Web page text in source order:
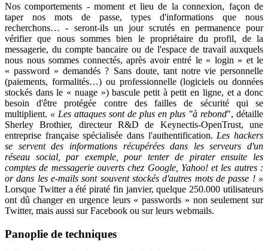
Nos comportements - moment et lieu de la connexion, façon de
taper nos mots de passe, types d'informations que nous
recherchons… - seront-ils un jour scrutés en permanence pour
vérifier que nous sommes bien le propriétaire du profil, de la
messagerie, du compte bancaire ou de l'espace de travail auxquels
nous nous sommes connectés, après avoir entré le « login » et le
« password » demandés ? Sans doute, tant notre vie personnelle
(paiements, formalités…) ou professionnelle (logiciels ou données
stockés dans le « nuage ») bascule petit à petit en ligne, et a donc
besoin d'être protégée contre des failles de sécurité qui se
multiplient. « Les attaques sont de plus en plus "à rebond", détaille
Sherley Brothier, directeur R&D de Keynectis-OpenTrust, une
entreprise française spécialisée dans l'authentification. Les hackers
se servent des informations récupérées dans les serveurs d'un
réseau social, par exemple, pour tenter de pirater ensuite les
comptes de messagerie ouverts chez Google, Yahoo! et les autres :
or dans les e-mails sont souvent stockés d'autres mots de passe ! »
Lorsque Twittera été piraté fin janvier, quelque 250.000 utilisateurs
ont dû changer en urgence leurs « passwords » non seulement sur
Twitter, mais aussi surFacebook ou sur leurs webmails.
Panoplie de techniques